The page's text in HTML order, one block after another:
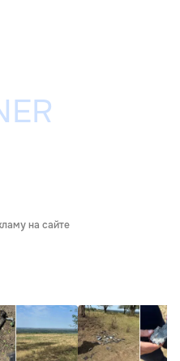
на сайте